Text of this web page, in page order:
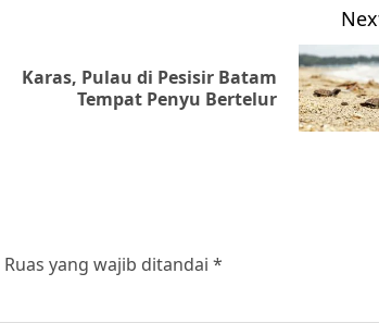
Previous
Next
Karas, Pulau di Pesisir Batam
Tempat Penyu Bertelur
Ruas yang wajib ditandai *